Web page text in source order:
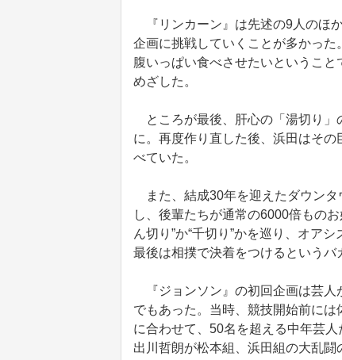
『リンカーン』は先述の9人のほ
企画に挑戦していくことが多かっ
腹いっぱい食べさせたいというこ
めざした。
ところが最後、肝心の「湯切り」
に。再度作り直した後、浜田はそ
べていた。
また、結成30年を迎えたダウンタ
し、後輩たちが通常の6000倍もの
ん切り”か“千切り”かを巡り、オア
最後は相撲で決着をつけるというバ
『ジョンソン』の初回企画は芸人
でもあった。当時、競技開始前に
に合わせて、50名を超える中年芸
出川哲朗が松本組、浜田組の大乱闘